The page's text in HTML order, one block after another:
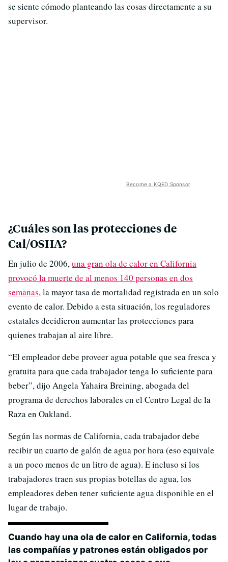
se siente cómodo planteando las cosas directamente a su
supervisor.
Become a KQED Sponsor
¿Cuáles son las protecciones de
Cal/OSHA?
En julio de 2006,una gran ola de calor en California
provocó la muerte de al menos 140 personas en dos
semanas, la mayor tasa de mortalidad registrada en un solo
evento de calor. Debido a esta situación, los reguladores
estatales decidieron aumentar las protecciones para
quienes trabajan al aire libre.
“El empleador debe proveer agua potable que sea fresca y
gratuita para que cada trabajador tenga lo suficiente para
beber”, dijo Angela Yahaira Breining, abogada del
programa de derechos laborales en el Centro Legal de la
Raza en Oakland.
Según las normas de California, cada trabajador debe
recibir un cuarto de galón de agua por hora (eso equivale
a un poco menos de un litro de agua). E incluso si los
trabajadores traen sus propias botellas de agua, los
empleadores deben tener suficiente agua disponible en el
lugar de trabajo.
Cuando hay una ola de calor en California, todas
las compañías y patrones están obligados por